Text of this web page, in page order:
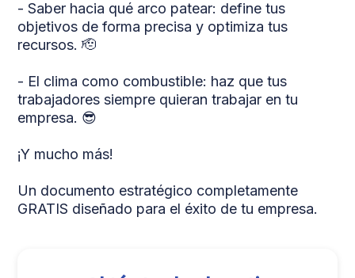
- Saber hacia qué arco patear: define tus
objetivos de forma precisa y optimiza tus
recursos. 🫡
- El clima como combustible: haz que tus
trabajadores siempre quieran trabajar en tu
empresa. 😎
¡Y mucho más!
Un documento estratégico completamente
GRATIS diseñado para el éxito de tu empresa.